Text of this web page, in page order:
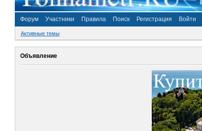
Форум Участники Правила Поиск Регистрация Войти
Активные темы
Объявление